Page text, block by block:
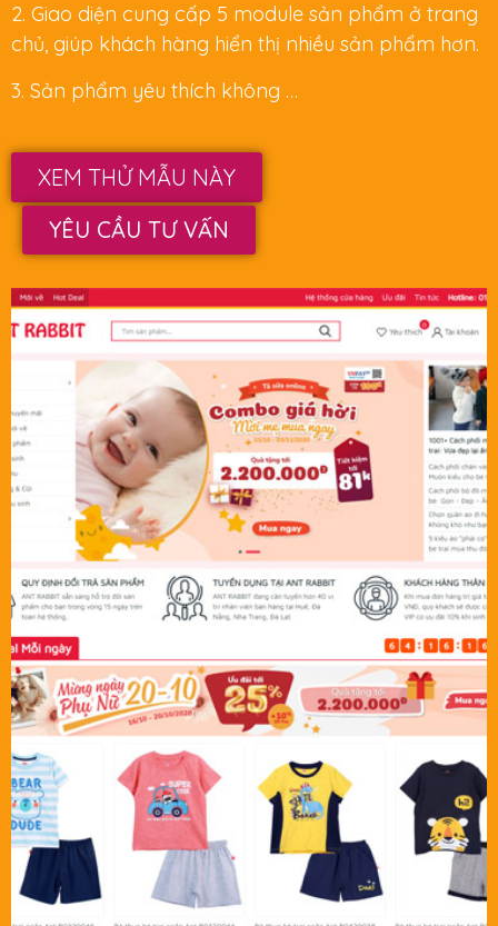
2. Giao diện cung cấp 5 module sản phẩm ở trang
chủ, giúp khách hàng hiển thị nhiều sản phẩm hơn.
3. Sản phẩm yêu thích không …
XEM THỬ MẪU NÀY
YÊU CẦU TƯ VẤN